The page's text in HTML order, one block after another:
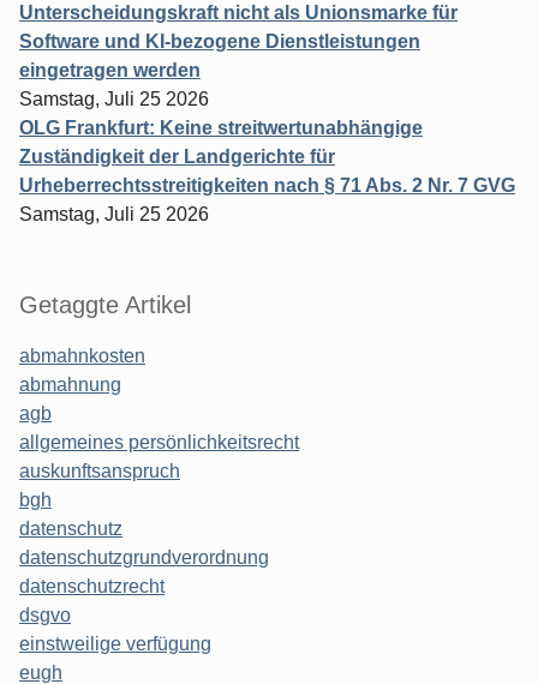
Unterscheidungskraft nicht als Unionsmarke für
Software und KI-bezogene Dienstleistungen
eingetragen werden
Samstag, Juli 25 2026
OLG Frankfurt: Keine streitwertunabhängige
Zuständigkeit der Landgerichte für
Urheberrechtsstreitigkeiten nach § 71 Abs. 2 Nr. 7 GVG
Samstag, Juli 25 2026
Getaggte Artikel
abmahnkosten
abmahnung
agb
allgemeines persönlichkeitsrecht
auskunftsanspruch
bgh
datenschutz
datenschutzgrundverordnung
datenschutzrecht
dsgvo
einstweilige verfügung
eugh